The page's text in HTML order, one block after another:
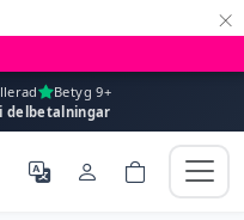
×
Betyg 9+
delbetalningar